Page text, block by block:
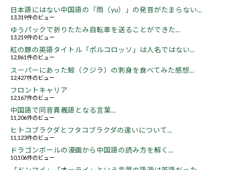
日本語にはない中国語の「雨（yu）」の発音がたまらない...
13,319件のビュー
ゆうパックで折りたたみ自転車を送ることができた...
13,219件のビュー
紅の豚の英語タイトル「ポルコロッソ」は人名ではない...
12,861件のビュー
スーパーにあった鯨（クジラ）の刺身を食べてみた感想...
12,427件のビュー
フロントキャリア
12,167件のビュー
中国語で同音異義語となる言葉...
11,206件のビュー
ヒトコブラクダとフタコブラクダの違いについて...
11,123件のビュー
ドラゴンボールの漫画から中国語の読み方を解く...
10,106件のビュー